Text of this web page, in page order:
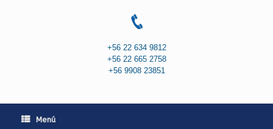
+56 22 634 9812
+56 22 665 2758
+56 9908 23851
Menú